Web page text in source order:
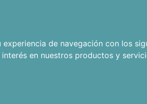
de navegación con los
interés en nuestros productos y